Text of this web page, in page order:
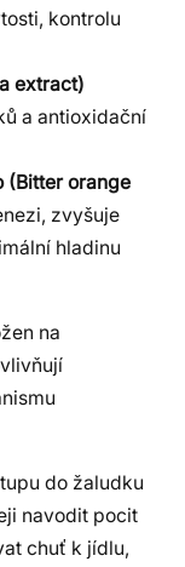
kontrolu
extract)
a antioxidační
(Bitter orange
zvyšuje
hladinu
na
do žaludku
navodit pocit
chuť k jídlu,